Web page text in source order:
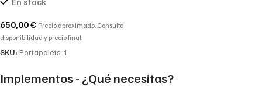
650,00€ Precio aproximado. Consulta
disponibilidad y precio final.
SKU: Portapalets-1
Implementos - ¿Qué necesitas?